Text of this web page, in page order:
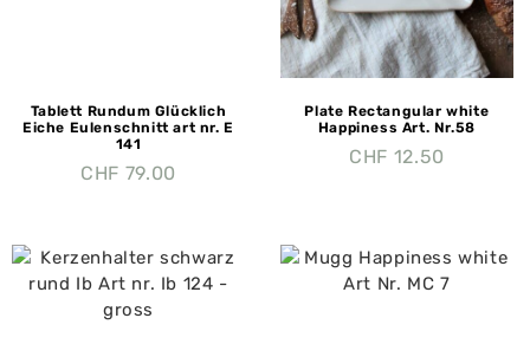
Tablett Rundum Glücklich
Eiche Eulenschnitt art nr. E
141
CHF 79.00
Plate Rectangular white
Happiness Art. Nr.58
CHF 12.50